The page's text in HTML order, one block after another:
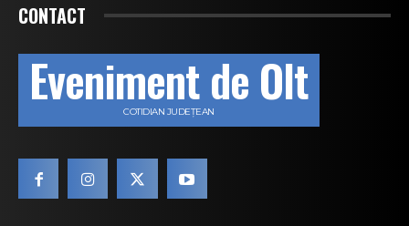
CONTACT
Eveniment de Olt
COTIDIAN JUDEȚEAN